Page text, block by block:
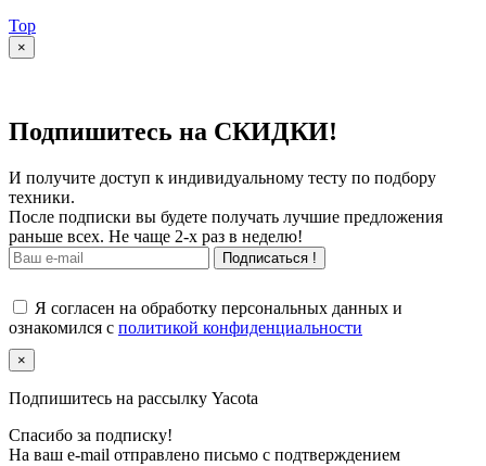
Top
×
Подпишитесь на СКИДКИ!
И получите доступ к индивидуальному тесту по подбору
техники.
После подписки вы будете получать лучшие предложения
раньше всех. Не чаще 2-х раз в неделю!
Подписаться !
Я согласен на обработку персональных данных и
ознакомился с политикой конфиденциальности
×
Подпишитесь на рассылку Yacota
Спасибо за подписку!
На ваш e-mail отправлено письмо с подтверждением